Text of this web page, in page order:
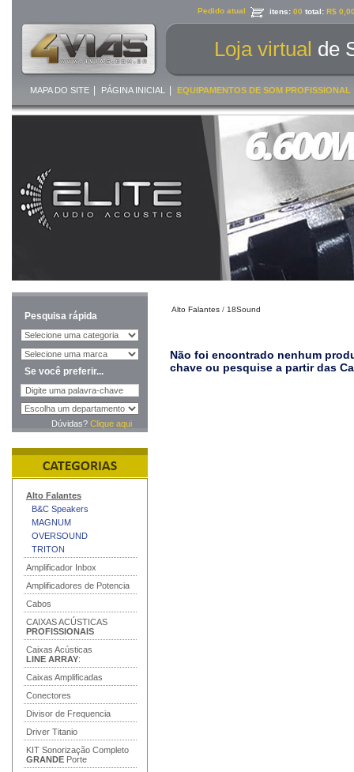
Pedido atual itens: 00 total: R$
Loja virtual de
MAPA DO SITE PÁGINA INICIAL EQUIPAMENTOS DE SOM PROFISSIONAL
Pesquisa rápida
Se você preferir...
Dúvidas? Clique aqui
Alto Falantes
B&C Speakers
MAGNUM
OVERSOUND
TRITON
Amplificador Inbox
Amplificadores de Potencia
Cabos
CAIXAS ACÚSTICAS
PROFISSIONAIS
Caixas Acústicas
LINE ARRAY:
Caixas Amplificadas
Conectores
Divisor de Frequencia
Driver Titanio
KIT Sonorização Completo
GRANDE Porte
Alto Falantes / 18Sound
Não foi encontrado nenhum
chave ou pesquise a partir das